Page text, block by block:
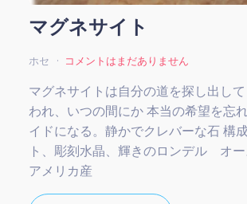
マグネサイト
ホセ コメントはまだありません
マグネサイトは自分の道を探し出し
われ、いつの間にか 本当の希望を忘
イドになる。静かでクレバーな石 構
ト、彫刻水晶、輝きのロンデル オー
アメリカ産